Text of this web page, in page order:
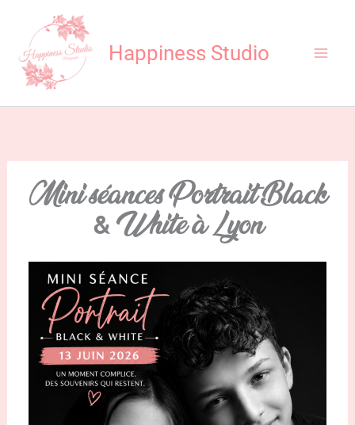
contenu
Happiness Studio
Mini séances Portrait Black
& White à Lyon